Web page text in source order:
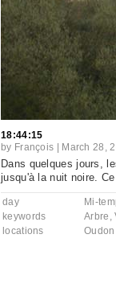
18:44:15
by François March 28,
Dans quelques jours,
jusqu'à la nuit noire.
day
Mi-
keywords
Arbre ,
locations
Oudon